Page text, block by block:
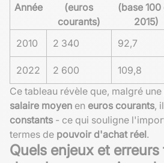
Année
(euros
courants)
(base 100
2015)
2010
2 340 92,7
2022 2 600 109,8
Ce tableau révèle que, malgré
salaire moyen en euros courants,
constants - ce qui souligne
termes de pouvoir d'achat réel.
Quels enjeux et